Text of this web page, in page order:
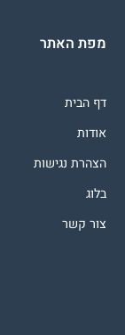
מפת האתר
דף הבית
אודות
הצהרת נגישות
בלוג
צור קשר